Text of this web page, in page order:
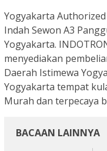
Yogyakarta
Indah Sewon A3
Yogyakarta.
menyediakan
Daerah Istimewa
Yogyakarta tempat
Murah dan terpecaya
BACAAN LAINNYA